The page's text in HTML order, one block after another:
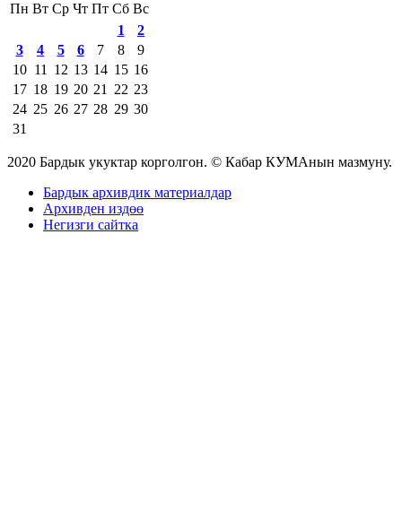
Пн Вт Ср Чт Пт Сб Вс
1
2
3
4 5 6 7 8
9
10 11 12 13 14 15 16
17 18 19 20 21 22 23
24 25 26 27 28 29 30
31
2020 Бардык укуктар корголгон. © Кабар КУМАнын мазмуну.
Бардык архивдик материалдар
Архивден издөө
Негизги сайтка